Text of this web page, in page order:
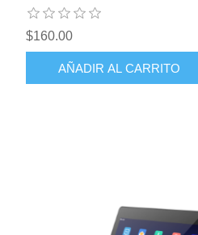
$160.00
AÑADIR AL CARRITO